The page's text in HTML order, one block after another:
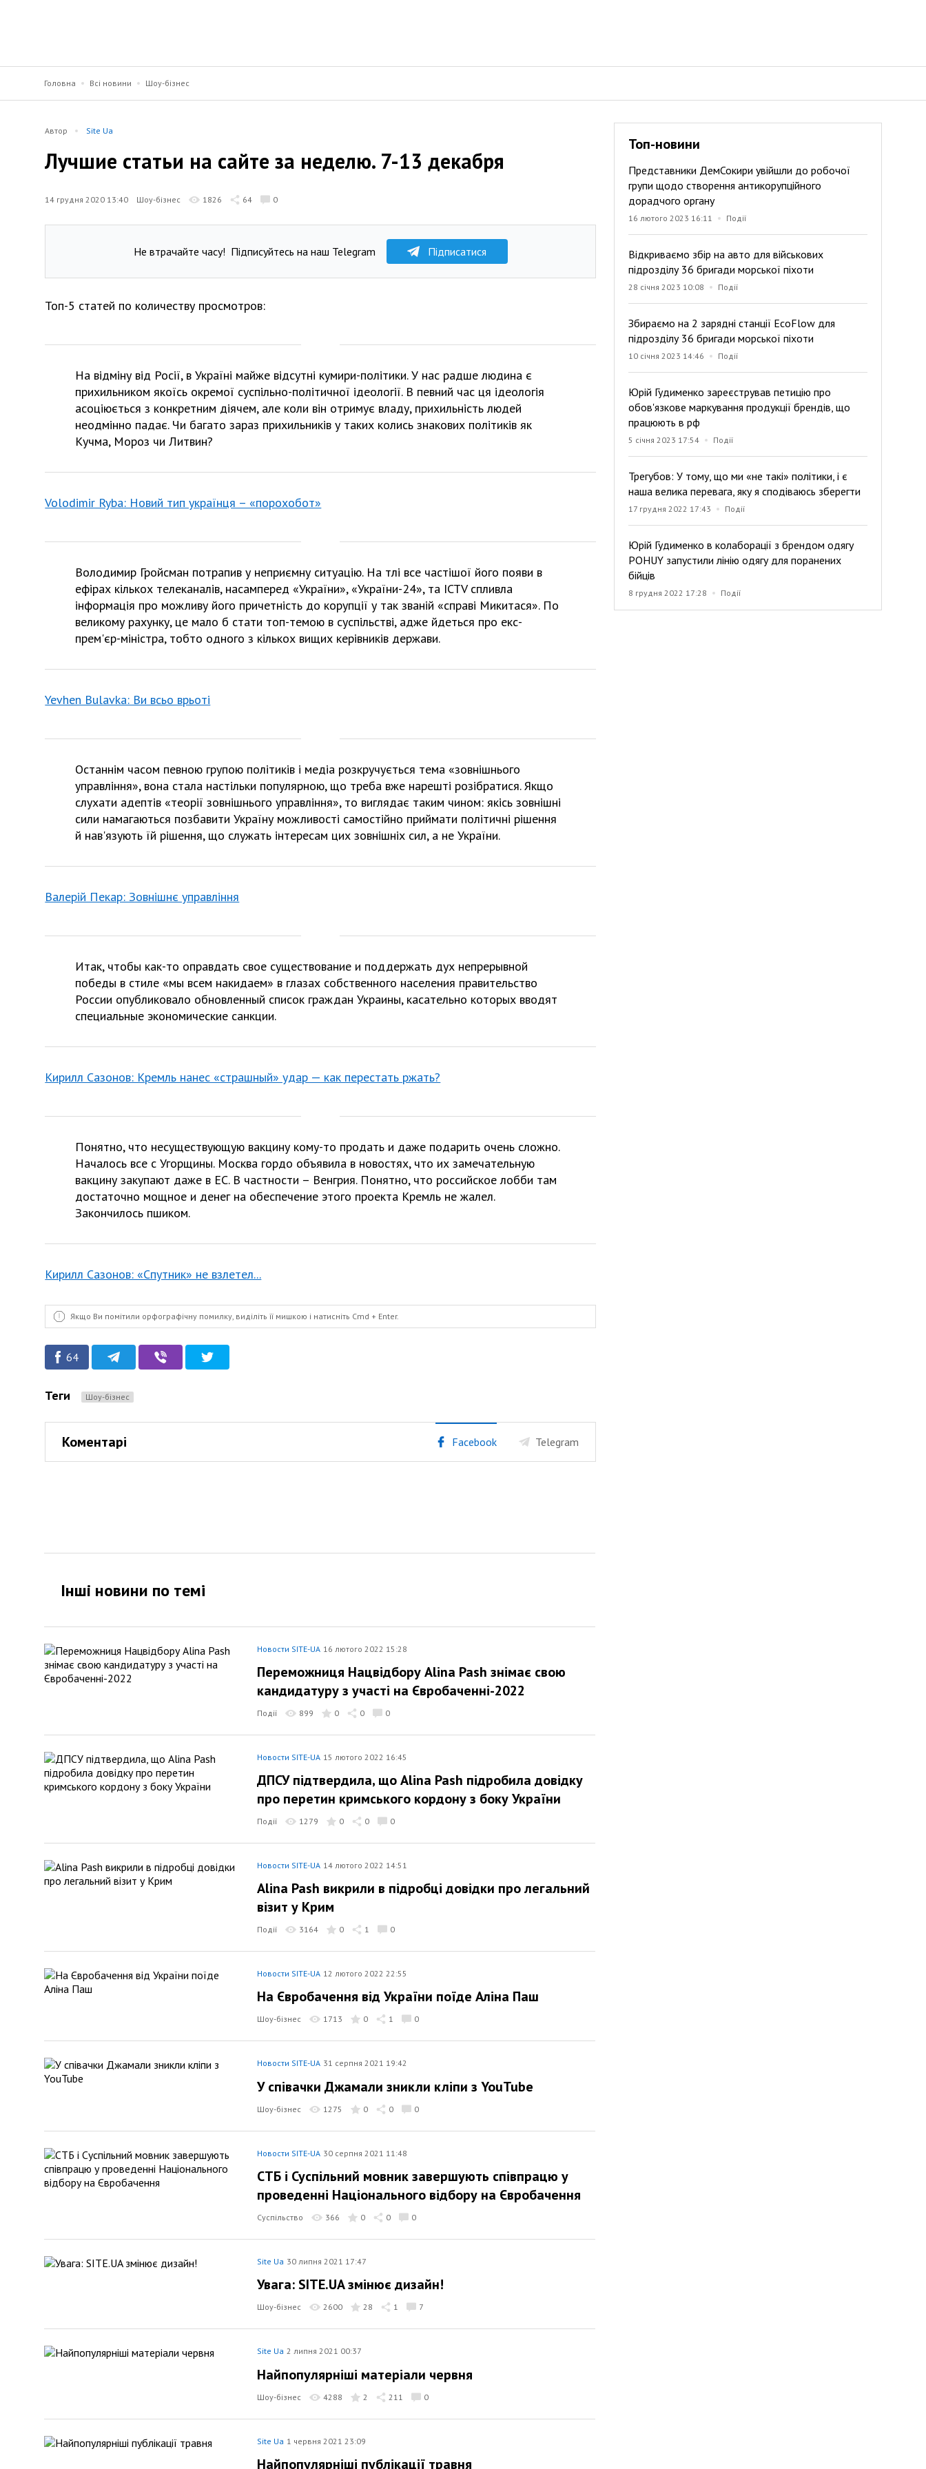
Головна Всі новини Шоу-бізнес
Автор Site Ua
Лучшие статьи на сайте за неделю. 7-13 декабря
14 грудня 2020 13:40 Шоу-бізнес 1826 64 0
Не втрачайте часу! Підписуйтесь на наш Telegram Підписатися
Топ-5 статей по количеству просмотров:
На відміну від Росії, в Україні майже відсутні кумири-політики. У нас радше людина є
прихильником якоїсь окремої суспільно-політичної ідеології. В певний час ця ідеологія
асоціюється з конкретним діячем, але коли він отримує владу, прихильність людей
неодмінно падає. Чи багато зараз прихильників у таких колись знакових політиків як
Кучма, Мороз чи Литвин?
Volodimir Ryba: Новий тип українця – «порохобот»
Володимир Гройсман потрапив у неприємну ситуацію. На тлі все частішої його появи в
ефірах кількох телеканалів, насамперед «України», «України-24», та ICTV спливла
інформація про можливу його причетність до корупції у так званій «справі Микитася». По
великому рахунку, це мало б стати топ-темою в суспільстві, адже йдеться про екс-
прем'єр-міністра, тобто одного з кількох вищих керівників держави.
Yevhen Bulavka: Ви всьо врьоті
Останнім часом певною групою політиків і медіа розкручується тема «зовнішнього
управління», вона стала настільки популярною, що треба вже нарешті розібратися. Якщо
слухати адептів «теорії зовнішнього управління», то виглядає таким чином: якісь зовнішні
сили намагаються позбавити Україну можливості самостійно приймати політичні рішення
й нав'язують їй рішення, що служать інтересам цих зовнішніх сил, а не України.
Валерій Пекар: Зовнішнє управління
Итак, чтобы как-то оправдать свое существование и поддержать дух непрерывной
победы в стиле «мы всем накидаем» в глазах собственного населения правительство
России опубликовало обновленный список граждан Украины, касательно которых вводят
специальные экономические санкции.
Кирилл Сазонов: Кремль нанес «страшный» удар — как перестать ржать?
Понятно, что несуществующую вакцину кому-то продать и даже подарить очень сложно.
Началось все с Угорщины. Москва гордо объявила в новостях, что их замечательную
вакцину закупают даже в ЕС. В частности – Венгрия. Понятно, что российское лобби там
достаточно мощное и денег на обеспечение этого проекта Кремль не жалел.
Закончилось пшиком.
Кирилл Сазонов: «Спутник» не взлетел...
Якщо Ви помітили орфографічну помилку, виділіть її мишкою і натисніть Cmd + Enter.
64
Теги Шоу-бізнес
Коментарі Facebook Telegram
Топ-новини
Представники ДемСокири увійшли до робочої
групи щодо створення антикорупційного
дорадчого органу
16 лютого 2023 16:11 Події
Відкриваємо збір на авто для військових
підрозділу 36 бригади морської піхоти
28 січня 2023 10:08 Події
Збираємо на 2 зарядні станції EcoFlow для
підрозділу 36 бригади морської піхоти
10 січня 2023 14:46 Події
Юрій Гудименко зареєстрував петицію про
обов'язкове маркування продукції брендів, що
працюють в рф
5 січня 2023 17:54 Події
Трегубов: У тому, що ми «не такі» політики, і є
наша велика перевага, яку я сподіваюсь зберегти
17 грудня 2022 17:43 Події
Юрій Гудименко в колаборації з брендом одягу
POHUY запустили лінію одягу для поранених
бійців
8 грудня 2022 17:28 Події
Інші новини по темi
Новости SITE-UA 16 лютого 2022 15:28
Переможниця Нацвідбору Alina Pash знімає свою
кандидатуру з участі на Євробаченні-2022
Події 899 0 0 0
Новости SITE-UA 15 лютого 2022 16:45
ДПСУ підтвердила, що Alina Pash підробила довідку
про перетин кримського кордону з боку України
Події 1279 0 0 0
Новости SITE-UA 14 лютого 2022 14:51
Alina Pash викрили в підробці довідки про легальний
візит у Крим
Події 3164 0 1 0
Новости SITE-UA 12 лютого 2022 22:55
На Євробачення від України поїде Аліна Паш
Шоу-бізнес 1713 0 1 0
Новости SITE-UA 31 серпня 2021 19:42
У співачки Джамали зникли кліпи з YouTube
Шоу-бізнес 1275 0 0 0
Новости SITE-UA 30 серпня 2021 11:48
СТБ і Суспільний мовник завершують співпрацю у
проведенні Національного відбору на Євробачення
Суспільство 366 0 0 0
Site Ua 30 липня 2021 17:47
Увага: SITE.UA змінює дизайн!
Шоу-бізнес 2600 28 1 7
Site Ua 2 липня 2021 00:37
Найпопулярніші матеріали червня
Шоу-бізнес 4288 2 211 0
Site Ua 1 червня 2021 23:09
Найпопулярніші публікації травня